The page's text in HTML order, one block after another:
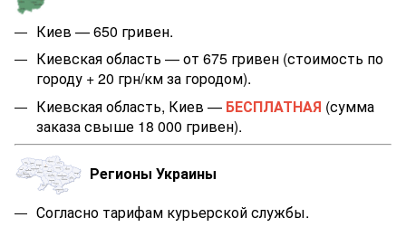
Киев — 650 гривен.
Киевская область — от 675 гривен (стоимость по
городу + 20 грн/км за городом).
Киевская область, Киев — БЕСПЛАТНАЯ (сумма
заказа свыше 18 000 гривен).
Регионы Украины
Согласно тарифам курьерской службы.